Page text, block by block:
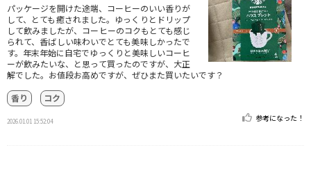
パッケージを開けた途端、コーヒーのいい香りが
して、とても癒されました。ゆっくりとドリップ
して飲みましたが、コーヒーのコクもとても感じ
られて、香ばしい味わいでとても美味しかったで
す。年末年始に自宅でゆっくりと美味しいコーヒ
ーが飲みたいな、と思って買ったのですが、大正
解でした。お値段お高めですが、ぜひまた買いたいです？
香り
コク
2026.01.01 15:52:04 参考になった！